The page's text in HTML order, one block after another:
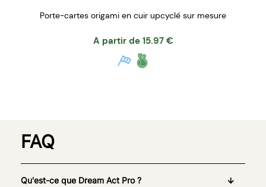
Porte-cartes origami en cuir upcyclé sur mesure
A partir de 15.97 €
FAQ
Qu'est-ce que Dream Act Pro ?